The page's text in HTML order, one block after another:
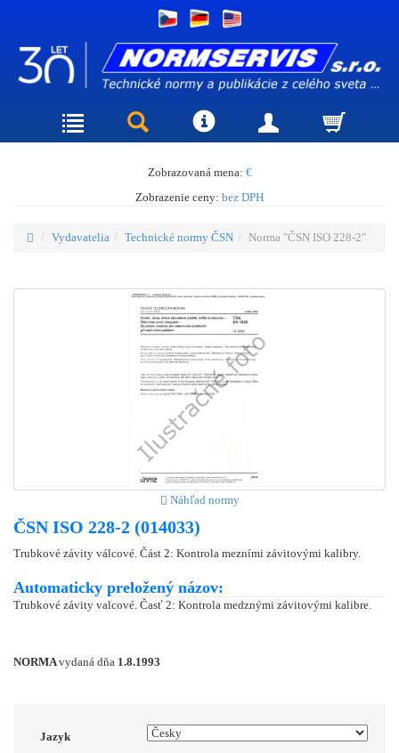
Zobrazovaná mena: €
Zobrazenie ceny: bez DPH
Vydavatelia Technické normy ČSN Norma "ČSN ISO 228-2"
Náhľad normy
ČSN ISO 228-2 (014033)
Trubkové závity válcové. Část 2: Kontrola mezními závitovými kalibry.
Automaticky preložený názov:
Trubkové závity valcové. Časť 2: Kontrola medznými závitovými kalibre.
NORMAvydaná dňa 1.8.1993
Jazyk